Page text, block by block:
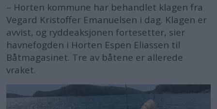
– Horten kommune har behandlet klagen fra
Vegard Kristoffer Emanuelsen i dag. Klagen er
avvist, og ryddeaksjonen fortesetter, sier
havnefogden i Horten Espen Eliassen til
Båtmagasinet. Tre av båtene er allerede
vraket.